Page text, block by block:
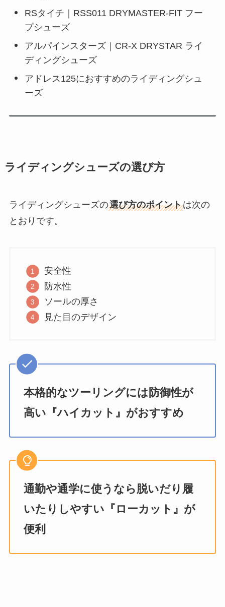
RSタイチ｜RSS011 DRYMASTER-FIT フー
プシューズ
アルパインスターズ｜CR-X DRYSTAR ライ
ディングシューズ
アドレス125におすすめのライディングシュ
ーズ
ライディングシューズの選び方
ライディングシューズの選び方のポイントは次の
とおりです。
安全性
防水性
ソールの厚さ
見た目のデザイン
本格的なツーリングには防御性が
高い『ハイカット』がおすすめ
通勤や通学に使うなら脱いだり履
いたりしやすい『ローカット』が
便利